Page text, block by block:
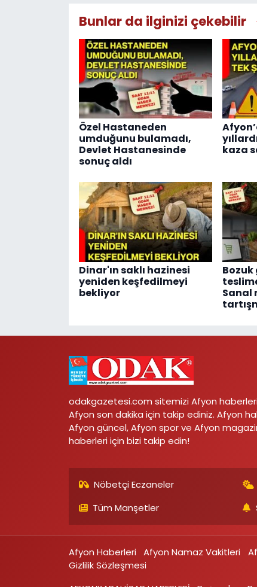
Bunlar da ilginizi çekebilir
Özel Hastaneden
umduğunu bulamadı,
Devlet Hastanesinde
sonuç aldı
kaza
Dinar'ın saklı hazinesi
yeniden keşfedilmeyi
bekliyor
Bozuk
Sanal
odakgazetesi.com sitemizi Afyon
Afyon son dakika için takip ediniz. Afyon
Afyon güncel, Afyon spor ve Afyon
haberleri için bizi takip edin!
Nöbetçi Eczaneler
Tüm Manşetler
Afyon Haberleri Afyon Namaz Vakitleri
Gizlilik Sözleşmesi